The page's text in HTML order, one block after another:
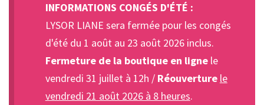
INFORMATIONS CONGÉS D'ÉTÉ :
LYSOR LIANE sera fermée pour les congés
d'été du 1 août au 23 août 2026 inclus.
Fermeture de la boutique en lignele
vendredi 31 juillet à 12h / Réouverture le
vendredi 21 août 2026 à 8 heures.